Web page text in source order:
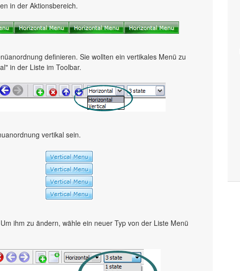
in der Aktionsbereich.
definieren. Sie wollten ein vertikales Menü zu
in der Liste im Toolbar.
vertikal sein.
ihm zu ändern, wähle ein neuer Typ von der Liste Menü